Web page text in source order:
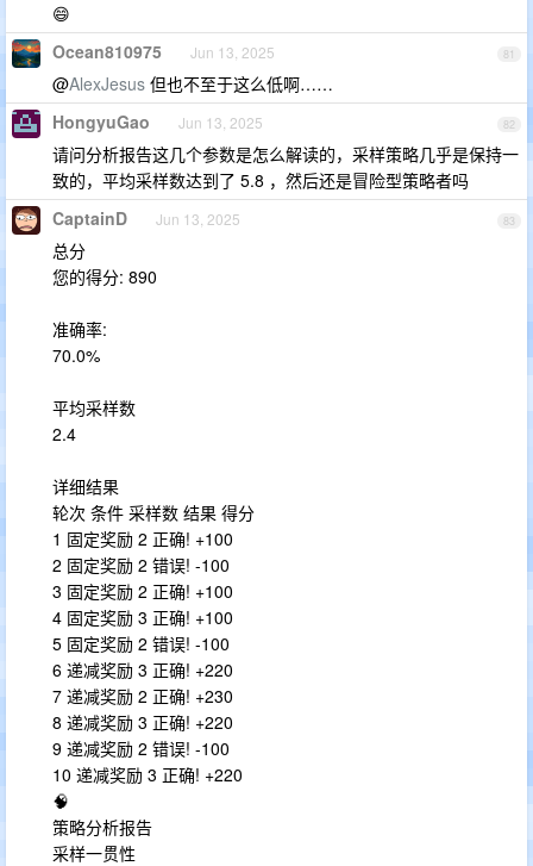
😄
81
Ocean810975 Jun 13, 2025
@AlexJesus 但也不至于这么低啊……
82
HongyuGao Jun 13, 2025
请问分析报告这几个参数是怎么解读的，采样策略几乎是保持一
致的，平均采样数达到了 5.8 ，然后还是冒险型策略者吗
83
CaptainD Jun 13, 2025
总分
您的得分: 890
准确率:
70.0%
平均采样数
2.4
详细结果
轮次 条件 采样数 结果 得分
1 固定奖励 2 正确! +100
2 固定奖励 2 错误! -100
3 固定奖励 2 正确! +100
4 固定奖励 3 正确! +100
5 固定奖励 2 错误! -100
6 递减奖励 3 正确! +220
7 递减奖励 2 正确! +230
8 递减奖励 3 正确! +220
9 递减奖励 2 错误! -100
10 递减奖励 3 正确! +220
🧠
策略分析报告
采样一贯性